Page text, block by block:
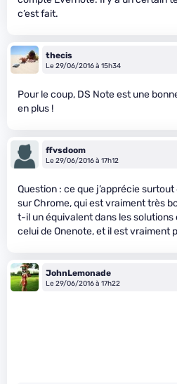
c’est fait.
thecis
Le 29/06/2016 à 15h34
Pour le coup, DS Note est une
en plus !
ffvsdoom
Le 29/06/2016 à 17h12
Question : ce que j’apprécie
sur Chrome, qui est vraiment très
t-il un équivalent dans les solutions
celui de Onenote, et il est vraiment
JohnLemonade
Le 29/06/2016 à 17h22